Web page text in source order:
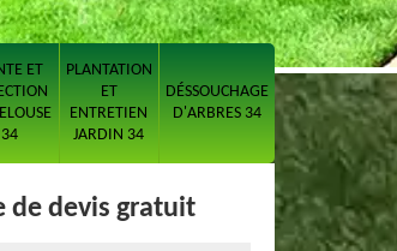
ET
34
PLANTATION
ET
ENTRETIEN
JARDIN 34
DÉSSOUCHAGE
D'ARBRES 34
de devis gratuit